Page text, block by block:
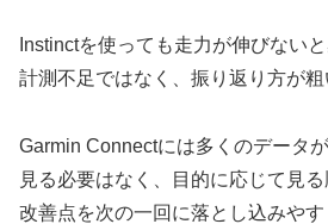
Instinctを使っても走力が伸びない
計測不足ではなく、振り返り方が粗
Garmin Connectには多くのデータ
見る必要はなく、目的に応じて見る
改善点を次の一回に落とし込みやす